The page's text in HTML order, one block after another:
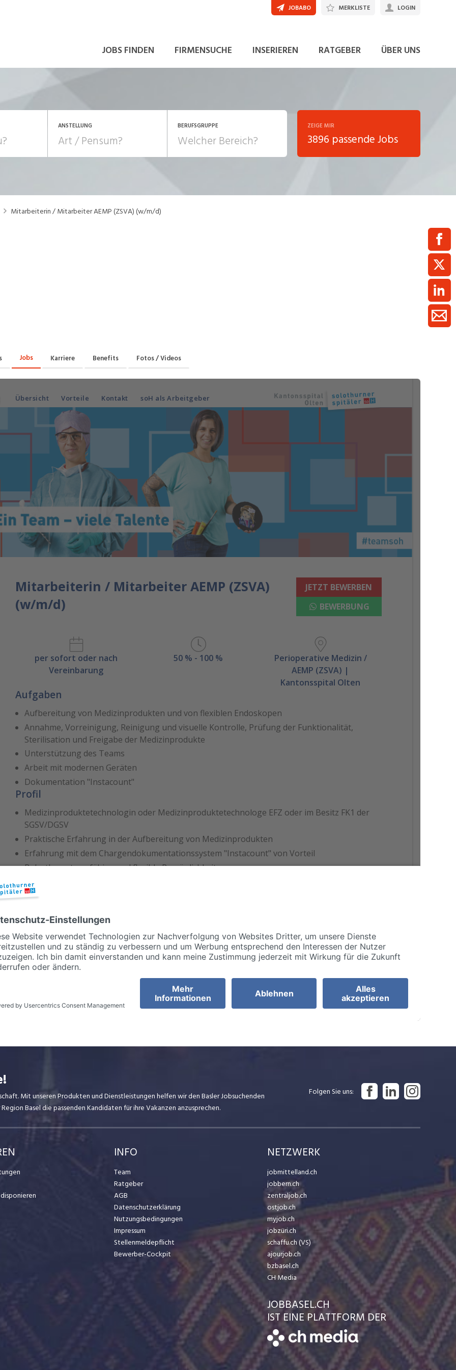
JOBS FINDEN FIRMENSUCHE INSERIEREN RATGEBER ÜBER UNS
JOBABO MERKLISTE LOGIN
ANSTELLUNG
Temporär (befristet)
BERUFSGRUPPE
Human Resources Einkauf, Logistik, Transport,
Verkehr
Handel, Kundenberatung,
ZEIGE MIR
3896 passende Jobs
Mitarbeiterin / Mitarbeiter AEMP (ZSVA) (w/m/d)
JETZT BEWERBEN
Jobs Karriere Benefits Fotos / Videos
Mit unseren Produkten und Dienstleistungen helfen wir den Basler Jobsuchenden
Basel die passenden Kandidaten für ihre Vakanzen anzusprechen.
Folgen Sie uns
INFO
Team
Ratgeber
AGB
Datenschutzerklärung
Nutzungsbedingungen
Impressum
Stellenmeldepflicht
Bewerber-Cockpit
NETZWERK
jobmittelland.ch
jobbern.ch
zentraljob.ch
ostjob.ch
myjob.ch
jobzüri.ch
schaffu.ch (VS)
ajourjob.ch
bzbasel.ch
CH Media
JOBBASEL.CH
IST EINE PLATTFORM DER